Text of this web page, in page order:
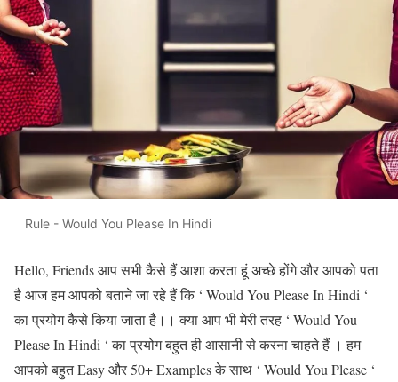
Rule - Would You Please In Hindi
Hello, Friends आप सभी कैसे हैं आशा करता हूं अच्छे होंगे और आपको पता
है आज हम आपको बताने जा रहे हैं कि ‘ Would You Please In Hindi ‘
का प्रयोग कैसे किया जाता है।। क्या आप भी मेरी तरह ‘ Would You
Please In Hindi ‘ का प्रयोग बहुत ही आसानी से करना चाहते हैं । हम
आपको बहुत Easy और 50+ Examples के साथ ‘ Would You Please ‘